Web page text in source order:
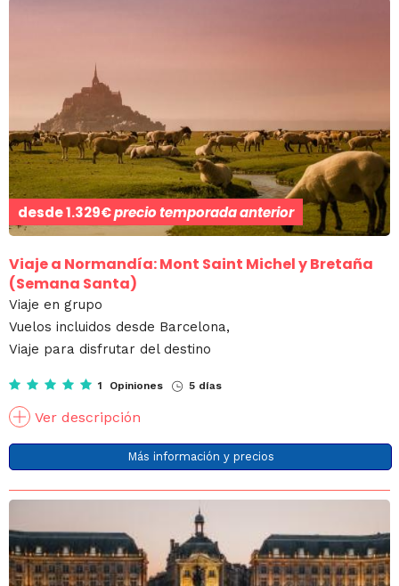
desde1.329€precio temporada anterior
Viaje a Normandía: Mont Saint Michel y Bretaña
(Semana Santa)
Viaje en grupo
Vuelos incluidos desde Barcelona,
Viaje para disfrutar del destino
1 Opiniones 5 días
Ver descripción
Más información y precios